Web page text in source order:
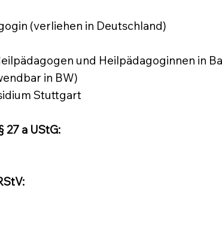
(verliehen in Deutschland)
und Heilpädagoginnen in
in BW)
Stuttgart
a UStG: